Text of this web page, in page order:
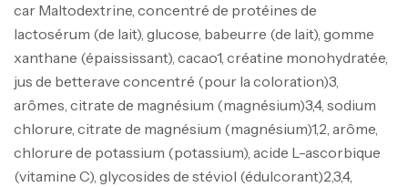
car Maltodextrine, concentré de protéines de
lactosérum (de lait), glucose, babeurre (de lait), gomme
xanthane (épaississant), cacao1, créatine monohydratée,
jus de betterave concentré (pour la coloration)3,
arômes, citrate de magnésium (magnésium)3,4, sodium
chlorure, citrate de magnésium (magnésium)1,2, arôme,
chlorure de potassium (potassium), acide L-ascorbique
(vitamine C), glycosides de stéviol (édulcorant)2,3,4,